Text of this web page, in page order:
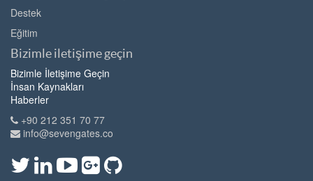
Destek
Eğitim
Bizimle iletişime geçin
Bizimle İletişime Geçin
İnsan Kaynakları
Haberler
+90 212 351 70 77
info@sevengates.co